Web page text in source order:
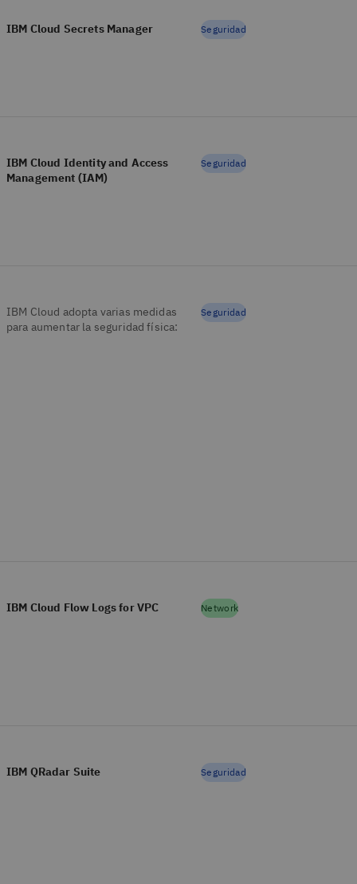
IBM Cloud Secrets Manager Seguridad
IBM Cloud Identity and Access
Management (IAM)
Seguridad
IBM Cloud adopta varias medidas
para aumentar la seguridad física:
Seguridad
IBM Cloud Flow Logs for VPC Network
IBM QRadar Suite Seguridad